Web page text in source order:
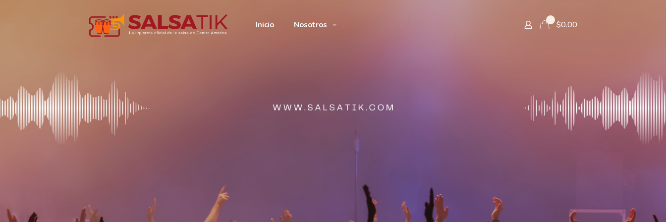
Inicio Nosotros $0.00